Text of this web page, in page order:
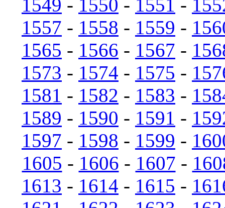
1549 - 1550 - 1551 -
1557 - 1558 - 1559 -
1565 - 1566 - 1567 -
1573 - 1574 - 1575 -
1581 - 1582 - 1583 -
1589 - 1590 - 1591 -
1597 - 1598 - 1599 -
1605 - 1606 - 1607 -
1613 - 1614 - 1615 -